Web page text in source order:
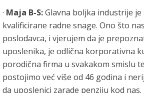
· Maja B-S:Glavna boljka industrije
kvalificirane radne snage. Ono što
poslodavca, i vjerujem da je
uposlenika, je odlična korporativna
porodična firma u svakakom smislu
postojimo već više od 46 godina i
da uposlenici zarade penziju kod